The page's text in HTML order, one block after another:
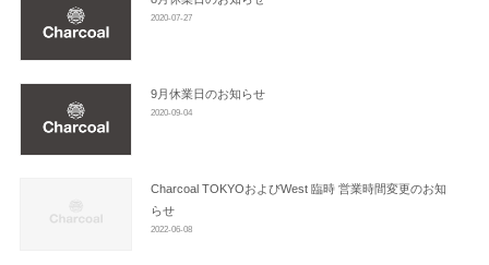
2020-07-27
9月休業日のお知らせ
2020-09-04
Charcoal TOKYOおよびWest 臨時 営業時間変更のお知
らせ
2022-06-08